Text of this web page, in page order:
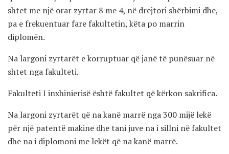
shtet me një orar zyrtar 8 me 4, në drejtori shërbimi dhe,
pa e frekuentuar fare fakultetin, këta po marrin
diplomën.
Na largoni zyrtarët e korruptuar që janë të punësuar në
shtet nga fakulteti.
Fakulteti I inxhinierisë është fakultet që kërkon sakrifica.
Na largoni zyrtarët që na kanë marrë nga 300 mijë lekë
për një patentë makine dhe tani juve na i sillni në fakultet
dhe na i diplomoni me lekët që na kanë marrë.